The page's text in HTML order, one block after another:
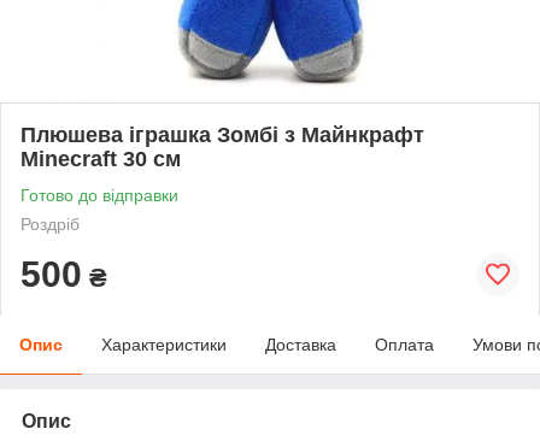
Плюшева іграшка Зомбі з Майнкрафт
Minecraft 30 см
Готово до відправки
Роздріб
500 ₴
Опис Характеристики Доставка Оплата Умови
Опис